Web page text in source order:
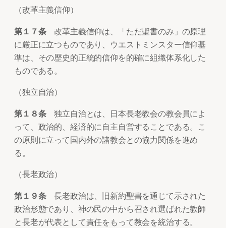
（改革主義信仰）
第１７条改革主義信仰は、「ただ聖書のみ」の原理
に厳正に立つものであり、ウエストミンスター信仰基
準は、その歴史的正統的信仰を的確に組織体系化した
ものである。
（独立自治）
第１８条独立自治とは、日本長老教会の教会員によ
って、政治的、経済的に自主自営することである。こ
の原則に立って国内外の諸教会との協力関係を進め
る。
（長老政治）
第１９条長老政治は、旧新約聖書を通じて示された
政治形態であり、神の民の中から召され選ばれた教師
と長老が代表として責任をもって教会を統治する。